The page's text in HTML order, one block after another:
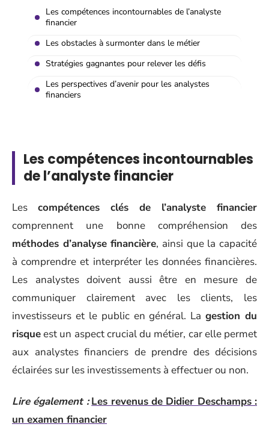
Les compétences incontournables de l’analyste
financier
Les obstacles à surmonter dans le métier
Stratégies gagnantes pour relever les défis
Les perspectives d’avenir pour les analystes
financiers
Les compétences incontournables
de l’analyste financier
Les compétences clés de l’analyste financier
comprennent une bonne compréhension des
méthodes d’analyse financière, ainsi que la capacité
à comprendre et interpréter les données financières.
Les analystes doivent aussi être en mesure de
communiquer clairement avec les clients, les
investisseurs et le public en général. Lagestion du
risqueest un aspect crucial du métier, car elle permet
aux analystes financiers de prendre des décisions
éclairées sur les investissements à effectuer ou non.
Lire également : Les revenus de Didier Deschamps :
un examen financier